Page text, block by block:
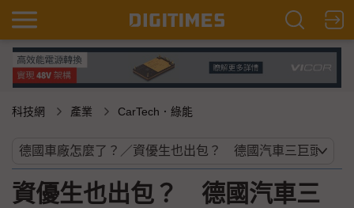
科技網 產業 CarTech．綠能
資優生也出包？ 德國汽車三